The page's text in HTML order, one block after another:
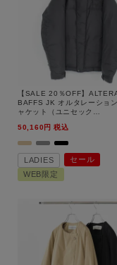
【SALE 20％OFF】
BAFFS JK オルタレーショ
ャケット（ユニセック
FACE（ザ・ノース・フェイ
50,160 税込
LADIES
セール
WEB限定